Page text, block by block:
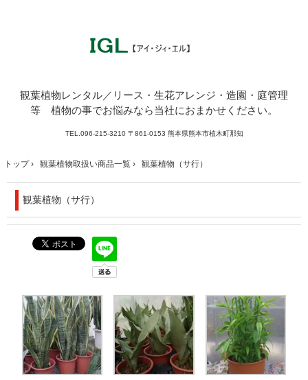
観葉植物レンタル／リース・生花アレンジ・造園・庭管理
等 植物の事でお悩みなら当社におまかせください。
TEL. 096-215-3210 〒861-0153 熊本県熊本市植木町那知
トップ› 観葉植物取扱い商品一覧 › 観葉植物（サ行）
観葉植物（サ行）